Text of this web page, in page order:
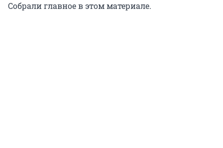
Собрали главное в этом материале.